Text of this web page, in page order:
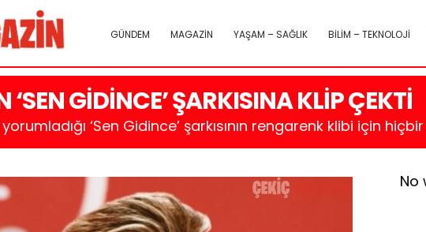
GÜNDEM MAGAZİN YAŞAM – SAĞLIK BİLİM – TEKNOLOJİ
‘SEN GİDİNCE’ ŞARKISINA KLİP ÇEKTİ
‘Sen Gidince’ şarkısının rengarenk klibi için
No